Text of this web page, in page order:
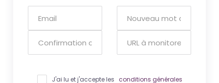
J'ai lu et j'accepte les conditions générales